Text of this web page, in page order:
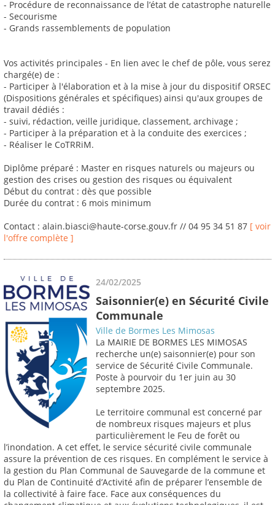
- Procédure de reconnaissance de l’état de catastrophe naturelle
- Secourisme
- Grands rassemblements de population
Vos activités principales - En lien avec le chef de pôle, vous serez
chargé(e) de :
- Participer à l'élaboration et à la mise à jour du dispositif ORSEC
(Dispositions générales et spécifiques) ainsi qu'aux groupes de
travail dédiés :
- suivi, rédaction, veille juridique, classement, archivage ;
- Participer à la préparation et à la conduite des exercices ;
- Réaliser le CoTRRiM.
Diplôme préparé : Master en risques naturels ou majeurs ou
gestion des crises ou gestion des risques ou équivalent
Début du contrat : dès que possible
Durée du contrat : 6 mois minimum
Contact : alain.biasci@haute-corse.gouv.fr // 04 95 34 51 87 [ voir
l'offre complète ]
24/02/2025
Saisonnier(e) en Sécurité Civile
Communale
Ville de Bormes Les Mimosas
La MAIRIE DE BORMES LES MIMOSAS
recherche un(e) saisonnier(e) pour son
service de Sécurité Civile Communale.
Poste à pourvoir du 1er juin au 30
septembre 2025.
Le territoire communal est concerné par
de nombreux risques majeurs et plus
particulièrement le Feu de forêt ou
l’inondation. A cet effet, le service sécurité civile communale
assure la prévention de ces risques. En complément le service à
la gestion du Plan Communal de Sauvegarde de la commune et
du Plan de Continuité d’Activité afin de préparer l’ensemble de
la collectivité à faire face. Face aux conséquences du